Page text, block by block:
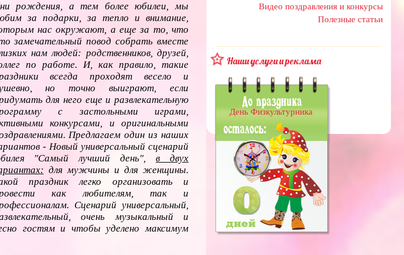
Видео поздравления и конкурсы
Полезные статьи
Наши услуги и реклама
День Физкультурника
рождения, а тем более юбилеи, мы
за подарки, за тепло и внимание,
нас окружают, а еще за то, что
замечательный повод собрать вместе
нам людей: родственников, друзей,
по работе. И, как правило, такие
всегда проходят весело и
но точно выиграют, если
для него еще и развлекательную
с застольными играми,
конкурсами, и оригинальными
Предлагаем один из наших
- Новый универсальный сценарий
"Самый лучший день",в двух
для мужчины и для женщины.
праздник легко организовать и
как любителям, так и
Сценарий универсальный,
очень музыкальный и
гостям и чтобы уделено максимум